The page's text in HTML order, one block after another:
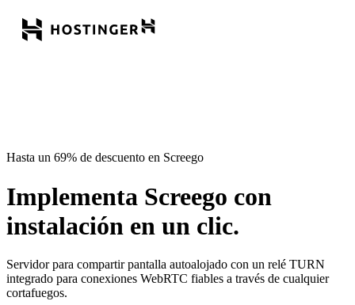
Hasta un 69% de descuento en Screego
Implementa Screego con
instalación en un clic.
Servidor para compartir pantalla autoalojado con un relé TURN
integrado para conexiones WebRTC fiables a través de cualquier
cortafuegos.